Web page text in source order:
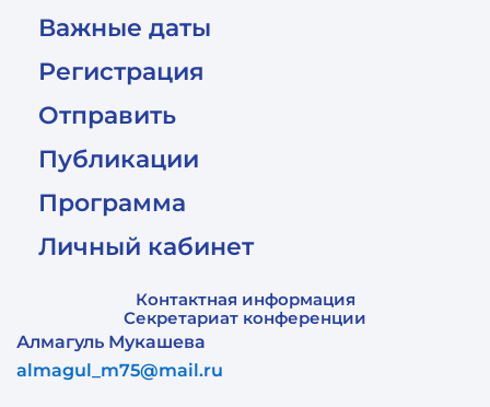
Важные даты
Регистрация
Отправить
Публикации
Программа
Личный кабинет
Контактная информация
Секретариат конференции
Алмагуль Мукашева
almagul_m75@mail.ru